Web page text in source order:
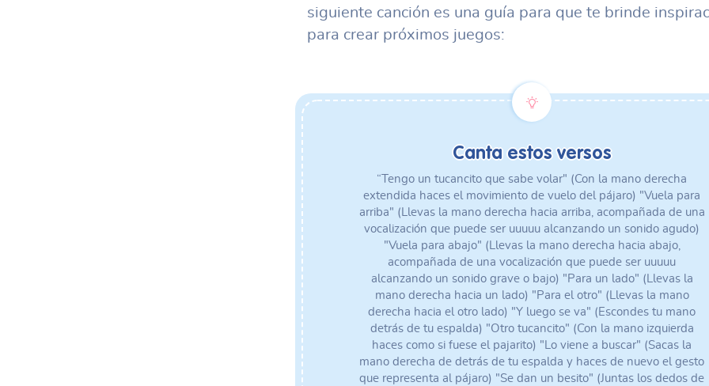
siguiente canción es una guía para que te brinde
para crear próximos juegos:
Canta estos versos
“Tengo un tucancito que sabe volar" (Con la mano derecha
extendida haces el movimiento de vuelo del pájaro) "Vuela para
arriba" (Llevas la mano derecha hacia arriba, acompañada de una
vocalización que puede ser uuuuu alcanzando un sonido agudo)
"Vuela para abajo" (Llevas la mano derecha hacia abajo,
acompañada de una vocalización que puede ser uuuuu
alcanzando un sonido grave o bajo) "Para un lado" (Llevas la
mano derecha hacia un lado) "Para el otro" (Llevas la mano
derecha hacia el otro lado) "Y luego se va" (Escondes tu mano
detrás de tu espalda) "Otro tucancito" (Con la mano izquierda
haces como si fuese el pajarito) "Lo viene a buscar" (Sacas la
mano derecha de detrás de tu espalda y haces de nuevo el gesto
que representa al pájaro) "Se dan un besito" (Juntas los dedos de